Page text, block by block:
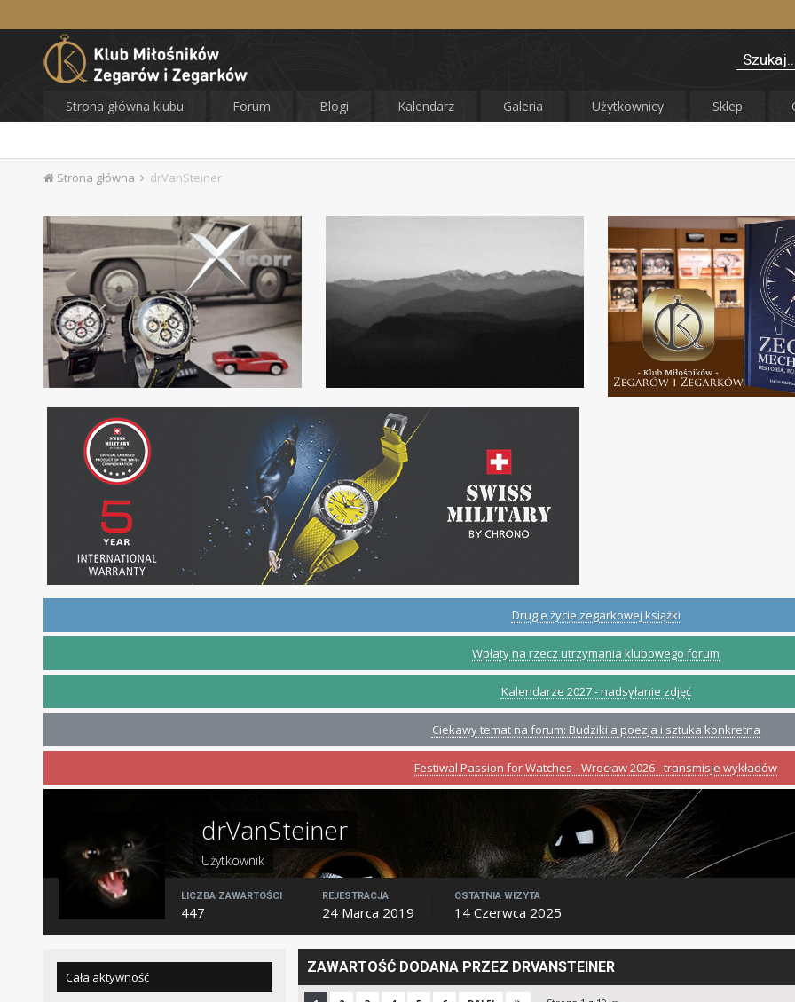
Strona główna klubu Forum Blogi Kalendarz Galeria Użytkownicy Sklep
Strona główna drVanSteiner
Drugie życie zegarkowej książki
Wpłaty na rzecz utrzymania klubowego forum
Kalendarze 2027 - nadsyłanie zdjęć
Ciekawy temat na forum: Budziki a poezja i sztuka konkretna
Festiwal Passion for Watches - Wrocław 2026 - transmisje wykładów
drVanSteiner
Użytkownik
LICZBA ZAWARTOŚCI
447
REJESTRACJA
24 Marca 2019
OSTATNIA WIZYTA
14 Czerwca 2025
Cała aktywność
ZAWARTOŚĆ DODANA PRZEZ DRVANSTEINER